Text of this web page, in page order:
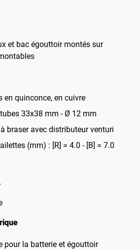
et bac égouttoir montés sur
en quinconce, en cuivre
33x38 mm - Ø 12 mm
braser avec distributeur venturi
(mm) : [R] = 4.0 - [B] = 7.0
pour la batterie et égouttoir